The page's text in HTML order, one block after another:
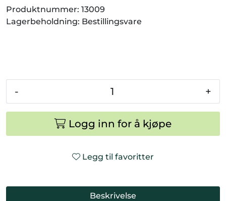
Produktnummer: 13009
Lagerbeholdning: Bestillingsvare
- +
Logg inn for å kjøpe
Legg til favoritter
Beskrivelse